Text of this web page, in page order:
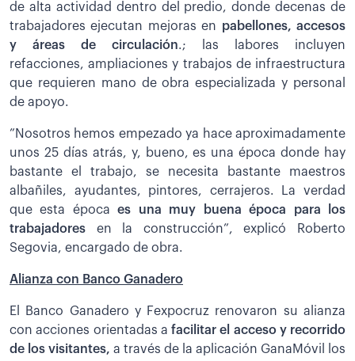
de alta actividad dentro del predio, donde decenas de
trabajadores ejecutan mejoras en pabellones, accesos
y áreas de circulación.; las labores incluyen
refacciones, ampliaciones y trabajos de infraestructura
que requieren mano de obra especializada y personal
de apoyo.
”Nosotros hemos empezado ya hace aproximadamente
unos 25 días atrás, y, bueno, es una época donde hay
bastante el trabajo, se necesita bastante maestros
albañiles, ayudantes, pintores, cerrajeros. La verdad
que esta épocaes una muy buena época para los
trabajadores en la construcción”, explicó Roberto
Segovia, encargado de obra.
Alianza con Banco Ganadero
El Banco Ganadero y Fexpocruz renovaron su alianza
con acciones orientadas a facilitar el acceso y recorrido
de los visitantes, a través de la aplicación GanaMóvil los